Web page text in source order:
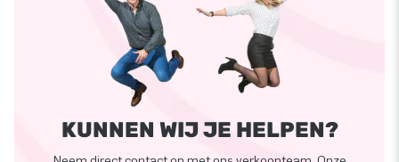
KUNNEN WIJ JE HELPEN?